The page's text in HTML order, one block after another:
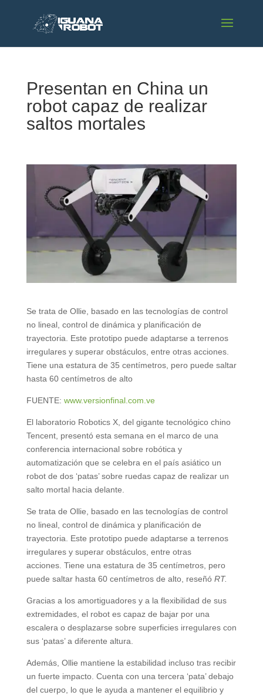
Presentan en China un
robot capaz de realizar
saltos mortales
Se trata de Ollie, basado en las tecnologías de control
no lineal, control de dinámica y planificación de
trayectoria. Este prototipo puede adaptarse a terrenos
irregulares y superar obstáculos, entre otras acciones.
Tiene una estatura de 35 centímetros, pero puede saltar
hasta 60 centímetros de alto
FUENTE: www.versionfinal.com.ve
El laboratorio Robotics X, del gigante tecnológico chino
Tencent, presentó esta semana en el marco de una
conferencia internacional sobre robótica y
automatización que se celebra en el país asiático un
robot de dos ‘patas’ sobre ruedas capaz de realizar un
salto mortal hacia delante.
Se trata de Ollie, basado en las tecnologías de control
no lineal, control de dinámica y planificación de
trayectoria. Este prototipo puede adaptarse a terrenos
irregulares y superar obstáculos, entre otras
acciones. Tiene una estatura de 35 centímetros, pero
puede saltar hasta 60 centímetros de alto, reseñó RT.
Gracias a los amortiguadores y a la flexibilidad de sus
extremidades, el robot es capaz de bajar por una
escalera o desplazarse sobre superficies irregulares con
sus ‘patas’ a diferente altura.
Además, Ollie mantiene la estabilidad incluso tras recibir
un fuerte impacto. Cuenta con una tercera ‘pata’ debajo
del cuerpo, lo que le ayuda a mantener el equilibrio y